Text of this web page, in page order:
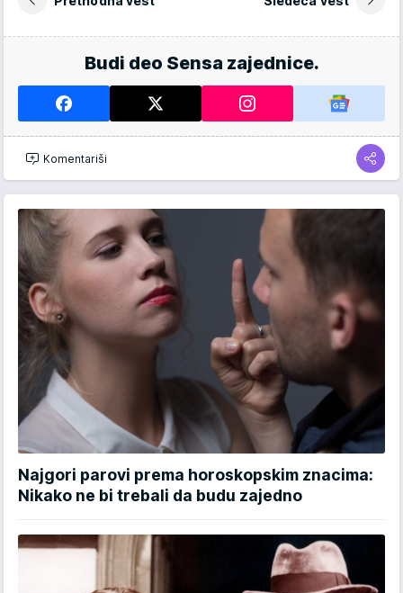
Budi deo Sensa zajednice.
Komentariši
Najgori parovi prema horoskopskim znacima:
Nikako ne bi trebali da budu zajedno